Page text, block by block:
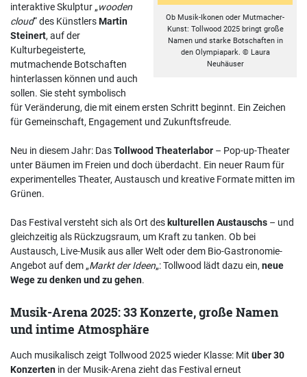
Ob Musik-Ikonen oder Mutmacher-
Kunst: Tollwood 2025 bringt große
Namen und starke Botschaften in
den Olympiapark. © Laura
Neuhäuser
interaktive Skulptur „wooden
cloud“ des KünstlersMartin
Steinert, auf der
Kulturbegeisterte,
mutmachende Botschaften
hinterlassen können und auch
sollen. Sie steht symbolisch
für Veränderung, die mit einem ersten Schritt beginnt. Ein Zeichen
für Gemeinschaft, Engagement und Zukunftsfreude.
Neu in diesem Jahr: DasTollwood Theaterlabor – Pop-up-Theater
unter Bäumen im Freien und doch überdacht. Ein neuer Raum für
experimentelles Theater, Austausch und kreative Formate mitten im
Grünen.
Das Festival versteht sich als Ort des kulturellen Austauschs – und
gleichzeitig als Rückzugsraum, um Kraft zu tanken. Ob bei
Austausch, Live-Musik aus aller Welt oder dem Bio-Gastronomie-
Angebot auf dem „Markt der Ideen„: Tollwood lädt dazu ein, neue
Wege zu denken und zu gehen.
Musik-Arena 2025: 33 Konzerte, große Namen
und intime Atmosphäre
Auch musikalisch zeigt Tollwood 2025 wieder Klasse: Mit über 30
Konzerten in der Musik-Arena zieht das Festival erneut